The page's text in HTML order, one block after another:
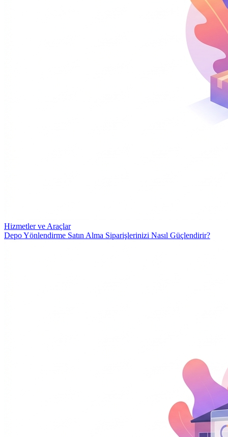
Hizmetler ve Araçlar
Depo Yönlendirme Satın Alma Siparişlerinizi Nasıl Güçlendirir?